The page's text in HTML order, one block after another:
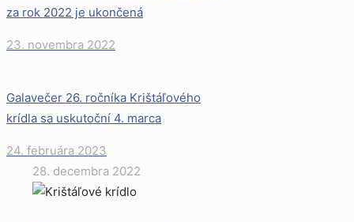
za rok 2022 je ukončená
23. novembra 2022
Galavečer 26. ročníka Krištáľového
krídla sa uskutoční 4. marca
24. februára 2023
28. decembra 2022